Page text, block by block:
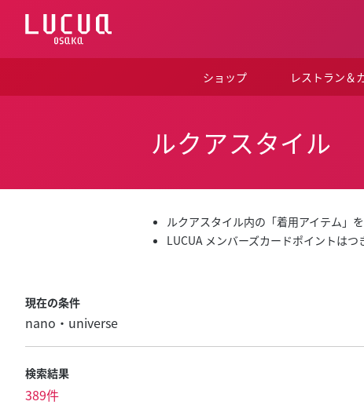
ス
ショップ レストラン＆
ルクアスタイル
ルクアスタイル内の「着用アイテム」
LUCUA メンバーズカードポイントはつ
現在の条件
nano・universe
検索結果
389件